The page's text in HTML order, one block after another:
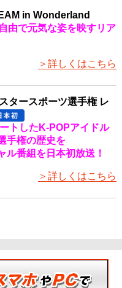
in Wonderland
由で元気な姿を映すリア
＞詳しくはこちら
タースポーツ選手権 レ
トしたK-POPアイドル
手権の歴史を
ル番組を日本初放送！
＞詳しくはこちら